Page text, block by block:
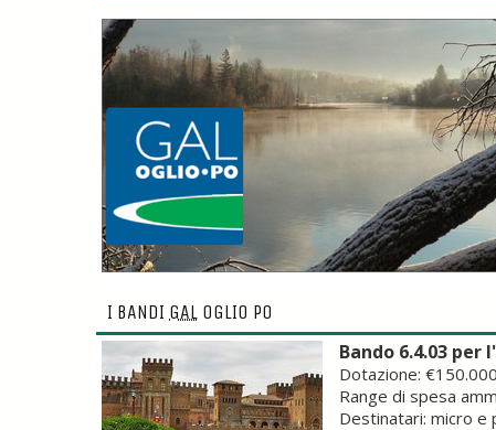
I BANDI GAL OGLIO PO
Bando 6.4.03
Dotazione: €150.000
Range di spesa
Destinatari: micro e